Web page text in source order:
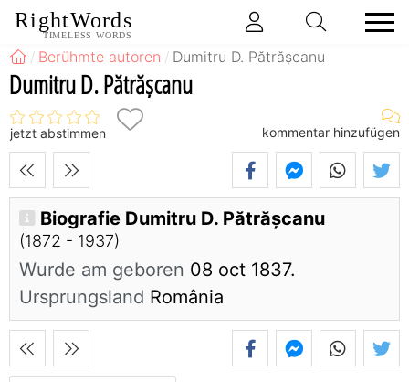
RightWords
TIMELESS WORDS
Berühmte autoren Dumitru D. Pătrășcanu
Dumitru D. Pătrășcanu
jetzt abstimmen kommentar hinzufügen
Biografie Dumitru D. Pătrășcanu
(1872 - 1937)
Wurde am geboren 08 oct 1837.
Ursprungsland România